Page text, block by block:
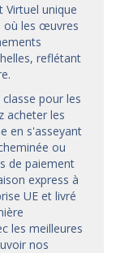
Virtuel unique
où les œuvres
reflétant
pour les
acheter les
en s'asseyant
ou
de paiement
express à
UE et livré
les meilleures
nos